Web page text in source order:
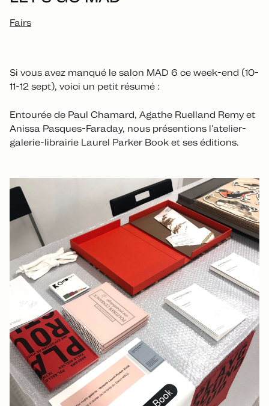
Fairs
Si vous avez manqué le salon MAD 6 ce week-end (10-
11-12 sept), voici un petit résumé :
Entourée de Paul Chamard, Agathe Ruelland Remy et
Anissa Pasques-Faraday, nous présentions l’atelier-
galerie-librairie Laurel Parker Book et ses éditions.